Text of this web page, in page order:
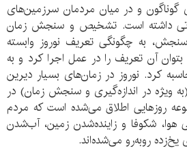
گوناگون و در میان مردمان سرزمین‌های
داشته است. تشخیص و سنجش زمان
به چگونگی تعریف نوروز وابسته
آن تعریف را در عمل اجرا کرد و به
کرد. نوروز در زمان‌های بسیار دیرین
ویژه در اندازه‌گیری و سنجش زمان) در
روزهایی اطلاق می‌شده است که مردم
هوا، شکوفا و زاینده‌شدن زمین، آب‌شدن
روبه‌رو می‌شده‌اند.